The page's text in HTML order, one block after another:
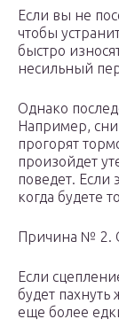
Если вы не
чтобы
быстро
несильный
Однако
Например,
прогорят
произойдет
поведет. Если
когда будете
Причина № 2.
Если
будет
еще более